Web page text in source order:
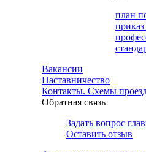
план
Вакансии
Наставничество
Контакты. Схемы
Обратная связь
Задать вопрос
Оставить отзыв